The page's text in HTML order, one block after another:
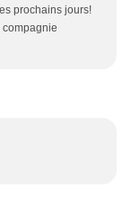
prochains jours!